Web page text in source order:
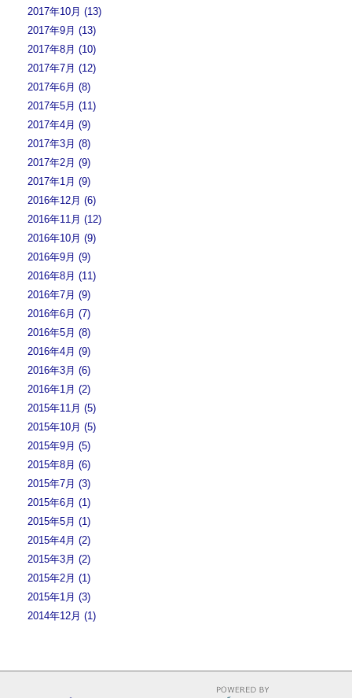
2017年10月 (13)
2017年9月 (13)
2017年8月 (10)
2017年7月 (12)
2017年6月 (8)
2017年5月 (11)
2017年4月 (9)
2017年3月 (8)
2017年2月 (9)
2017年1月 (9)
2016年12月 (6)
2016年11月 (12)
2016年10月 (9)
2016年9月 (9)
2016年8月 (11)
2016年7月 (9)
2016年6月 (7)
2016年5月 (8)
2016年4月 (9)
2016年3月 (6)
2016年1月 (2)
2015年11月 (5)
2015年10月 (5)
2015年9月 (5)
2015年8月 (6)
2015年7月 (3)
2015年6月 (1)
2015年5月 (1)
2015年4月 (2)
2015年3月 (2)
2015年2月 (1)
2015年1月 (3)
2014年12月 (1)